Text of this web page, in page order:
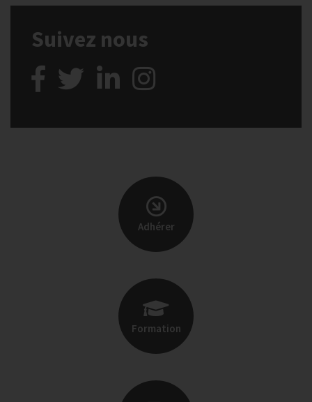
Suivez nous
Adhérer
Formation